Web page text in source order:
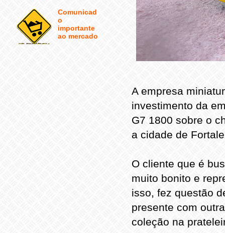
A empresa
investimento da
G7 1800 sobre o
a cidade de
O cliente que é
muito bonito e
isso, fez questão
presente com
coleção na
Comunicad
o
importante
ao mercado